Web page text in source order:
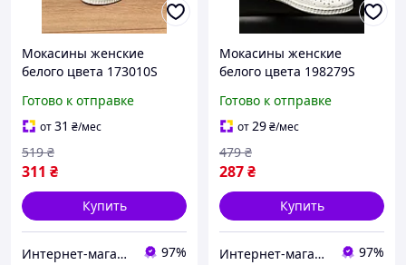
Мокасины женские
белого цвета 173010S
Готово к отправке
от31 ₴/мес
311 ₴
519 ₴
Купить
Интернет-магазин Soloveiko.com.ua - одежда и обувь для всей семьи, Украина 97%
Мокасины женские
белого цвета 198279S
Готово к отправке
от29₴/мес
287₴
479 ₴
Купить
Интернет-магазин Soloveiko.com.ua - одежда и обувь для всей семьи, Украина 97%